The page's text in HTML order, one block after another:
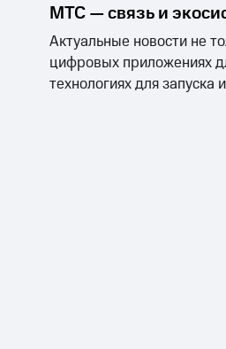
МТС — связь и
Актуальные новости не
цифровых приложениях
технологиях для